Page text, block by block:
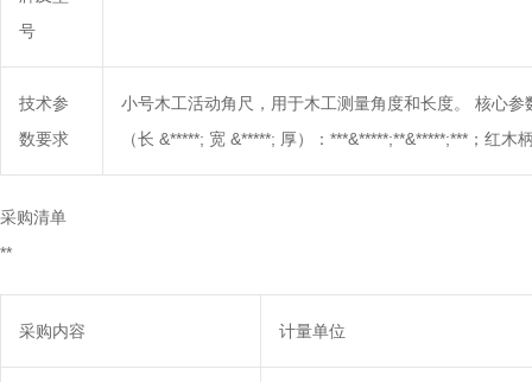
号
技术参
数要求
小号木工活动角尺，用于木工测量角度和长度。 核心
（长 &*****; 宽 &*****; 厚）：***&*****;**&*****;***；红
采购清单
**
采购内容 计量单位